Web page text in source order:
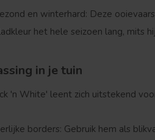
en winterhard: Deze
het hele seizoen lang, mits
in je tuin
'n White' leent zich uitstekend
borders: Gebruik hem als